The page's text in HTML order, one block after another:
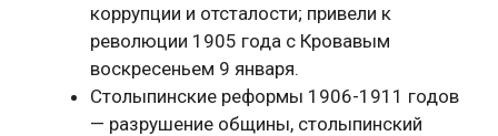
коррупции и отсталости; привели к
революции 1905 года с Кровавым
воскресеньем 9 января.
Столыпинские реформы 1906-1911 годов
— разрушение общины, столыпинский